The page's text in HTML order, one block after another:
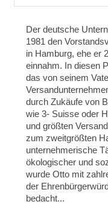
Der deutsche
1981 den
in Hamburg, ehe er
einnahm. In diesen
das von seinem
durch Zukäufe von
wie 3- Suisse oder
und größten
zum zweitgrößten
unternehmerische
ökologischer und
wurde Otto mit
der
bedacht...